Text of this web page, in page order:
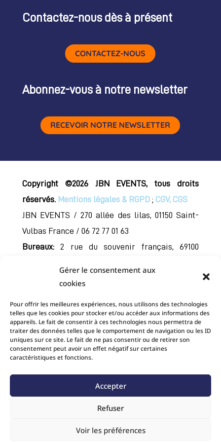
Gérer le consentement aux
cookies
Pour offrir les meilleures expériences, nous utilisons des technologies
telles que les cookies pour stocker et/ou accéder aux informations des
appareils. Le fait de consentir à ces technologies nous permettra de
traiter des données telles que le comportement de navigation ou les ID
uniques sur ce site. Le fait de ne pas consentir ou de retirer son
consentement peut avoir un effet négatif sur certaines
caractéristiques et fonctions.
Accepter
Refuser
Voir les préférences
Contactez-nous dès à présent
CONTACTEZ-NOUS
Abonnez-vous à notre newsletter
RECEVOIR NOTRE NEWSLETTER
Copyright ©2026 JBN EVENTS, tous droits
réservés. Mentions légales & RGPD; CGV, CGS
JBN EVENTS / 270 allée des lilas, 01150 Saint-
Vulbas France / 06 72 77 01 63
Bureaux:2 rue du souvenir français, 69100
Addentic®